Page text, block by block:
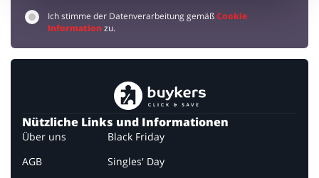
Ich stimme der Datenverarbeitung gemäßCookie
Informationzu.
Nützliche Links und Informationen
Über uns
AGB
Black Friday
Singles' Day